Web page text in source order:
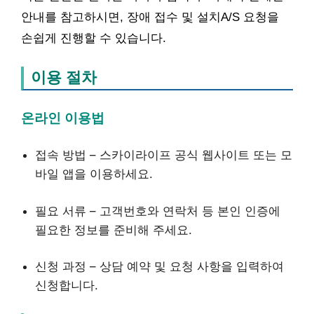
안내를 참고하시면, 장애 접수 및 설치A/S 요청을
손쉽게 진행할 수 있습니다.
이용 절차
온라인 이용법
접속 방법 – 스카이라이프 공식 웹사이트 또는 모
바일 앱을 이용하세요.
필요 서류 – 고객번호와 연락처 등 본인 인증에
필요한 정보를 준비해 주세요.
신청 과정 – 상담 예약 및 요청 사항을 입력하여
신청합니다.